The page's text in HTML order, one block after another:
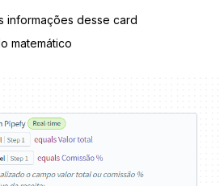
informações desse card
matemático